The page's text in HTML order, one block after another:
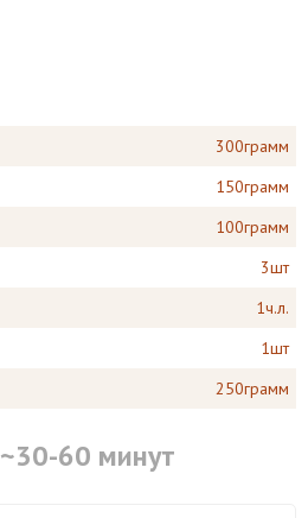
300грамм
150грамм
100грамм
3шт
1ч.л.
1шт
250грамм
~30-60 минут